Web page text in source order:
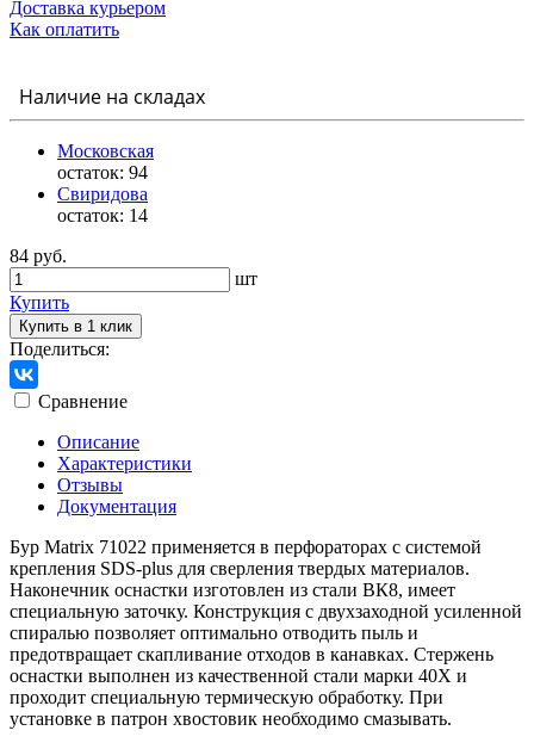
Доставка курьером
Как оплатить
Наличие на складах
Московская
остаток: 94
Свиридова
остаток: 14
84 руб.
шт
Купить
Купить в 1 клик
Поделиться:
Сравнение
Описание
Характеристики
Отзывы
Документация
Бур Matrix 71022 применяется в перфораторах с системой
крепления SDS-plus для сверления твердых материалов.
Наконечник оснастки изготовлен из стали ВК8, имеет
специальную заточку. Конструкция с двухзаходной усиленной
спиралью позволяет оптимально отводить пыль и
предотвращает скапливание отходов в канавках. Стержень
оснастки выполнен из качественной стали марки 40Х и
проходит специальную термическую обработку. При
установке в патрон хвостовик необходимо смазывать.